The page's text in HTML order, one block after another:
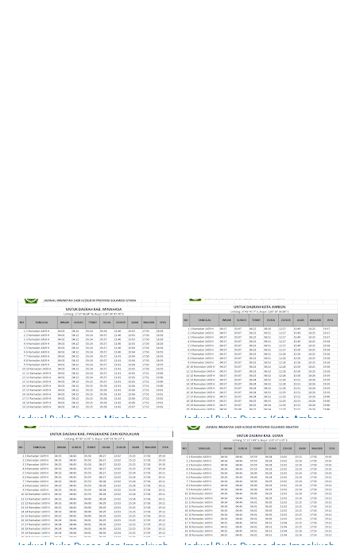
Jadwal Buka Puasa Minahasa
Selatan Hari Ini Dan Imsakiyah 2018
/ 1439 H
Jadwal Buka Puasa Kota Ambon
Hari Ini Dan Imsakiyah 2018 / 1439
H
Jadwal Buka Puasa dan Imsakiyah
Jadwal Buka Puasa dan Imsakiyah